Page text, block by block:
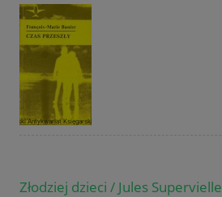
Złodziej dzieci / Jules Supervielle